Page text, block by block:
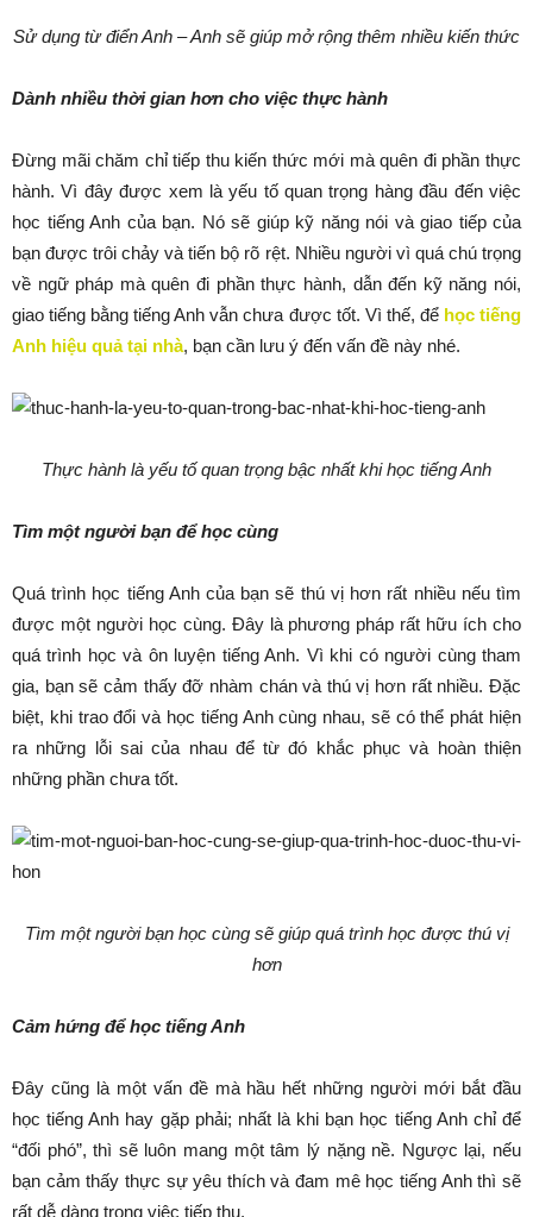
Sử dụng từ điển Anh – Anh sẽ giúp mở rộng thêm nhiều kiến thức
Dành nhiều thời gian hơn cho việc thực hành
Đừng mãi chăm chỉ tiếp thu kiến thức mới mà quên đi phần thực
hành. Vì đây được xem là yếu tố quan trọng hàng đầu đến việc
học tiếng Anh của bạn. Nó sẽ giúp kỹ năng nói và giao tiếp của
bạn được trôi chảy và tiến bộ rõ rệt. Nhiều người vì quá chú trọng
về ngữ pháp mà quên đi phần thực hành, dẫn đến kỹ năng nói,
giao tiếng bằng tiếng Anh vẫn chưa được tốt. Vì thế, để học tiếng
Anh hiệu quả tại nhà, bạn cần lưu ý đến vấn đề này nhé.
Thực hành là yếu tố quan trọng bậc nhất khi học tiếng Anh
Tìm một người bạn để học cùng
Quá trình học tiếng Anh của bạn sẽ thú vị hơn rất nhiều nếu tìm
được một người học cùng. Đây là phương pháp rất hữu ích cho
quá trình học và ôn luyện tiếng Anh. Vì khi có người cùng tham
gia, bạn sẽ cảm thấy đỡ nhàm chán và thú vị hơn rất nhiều. Đặc
biệt, khi trao đổi và học tiếng Anh cùng nhau, sẽ có thể phát hiện
ra những lỗi sai của nhau để từ đó khắc phục và hoàn thiện
những phần chưa tốt.
Tìm một người bạn học cùng sẽ giúp quá trình học được thú vị
hơn
Cảm hứng để học tiếng Anh
Đây cũng là một vấn đề mà hầu hết những người mới bắt đầu
học tiếng Anh hay gặp phải; nhất là khi bạn học tiếng Anh chỉ để
“đối phó”, thì sẽ luôn mang một tâm lý nặng nề. Ngược lại, nếu
bạn cảm thấy thực sự yêu thích và đam mê học tiếng Anh thì sẽ
rất dễ dàng trong việc tiếp thu.